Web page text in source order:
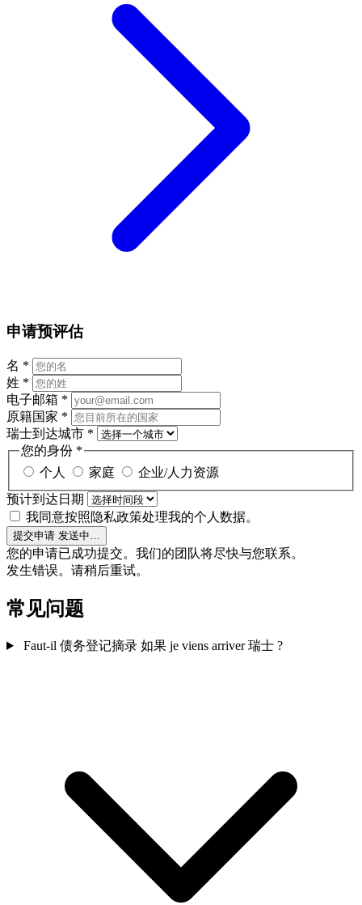
申请预评估
名 *
姓 *
电子邮箱 *
原籍国家 *
瑞士到达城市 *
您的身份 *
个人
家庭
企业/人力资源
预计到达日期
我同意按照隐私政策处理我的个人数据。
提交申请 发送中…
您的申请已成功提交。我们的团队将尽快与您联系。
发生错误。请稍后重试。
常见问题
Faut-il 债务登记摘录 如果 je viens arriver 瑞士 ?